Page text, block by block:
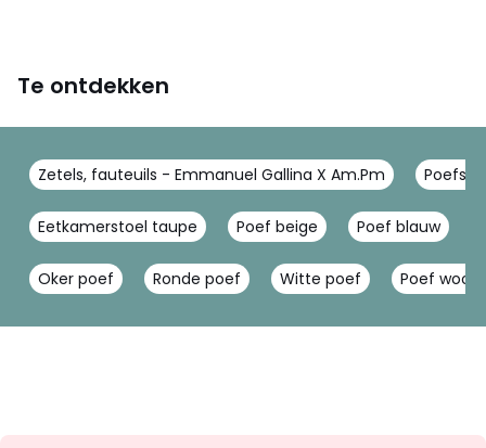
Te ontdekken
Zetels, fauteuils - Emmanuel Gallina X Am.Pm Poefs,
Eetkamerstoel taupe Poef beige Poef blauw
Oker poef Ronde poef Witte poef Poef